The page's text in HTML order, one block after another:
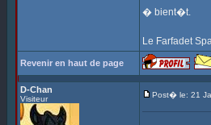
� bient�t.
Le Farfadet
Revenir en haut de page
D-Chan
Visiteur Post� le: 21